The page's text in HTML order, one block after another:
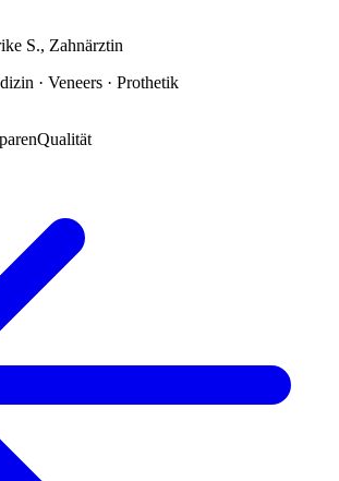
S., Zahnärztin
· Veneers · Prothetik
Qualität